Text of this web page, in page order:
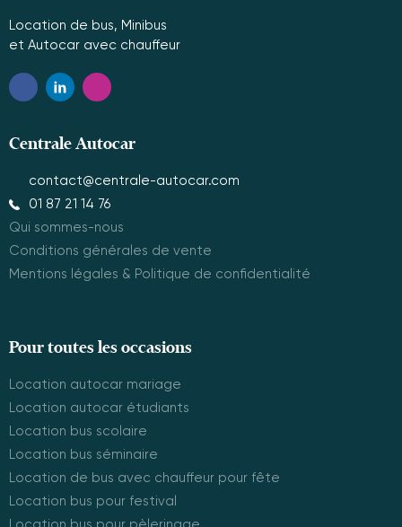
Location de bus, Minibus
et Autocar avec chauffeur
Centrale Autocar
contact@centrale-autocar.com
01 87 21 14 76
Qui sommes-nous
Conditions générales de vente
Mentions légales & Politique de confidentialité
Pour toutes les occasions
Location autocar mariage
Location autocar étudiants
Location bus scolaire
Location bus séminaire
Location de bus avec chauffeur pour fête
Location bus pour festival